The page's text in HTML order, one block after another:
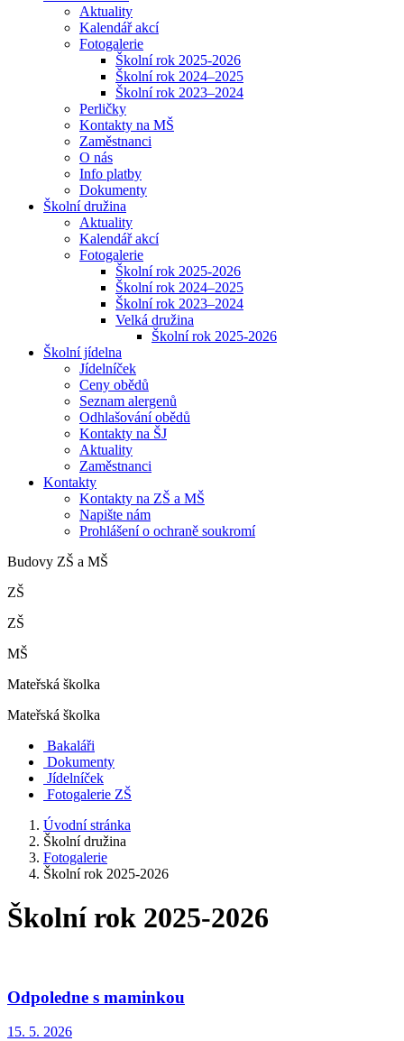
Aktuality
Kalendář akcí
Fotogalerie
Školní rok 2025-2026
Školní rok 2024–2025
Školní rok 2023–2024
Perličky
Kontakty na MŠ
Zaměstnanci
O nás
Info platby
Dokumenty
Školní družina
Aktuality
Kalendář akcí
Fotogalerie
Školní rok 2025-2026
Školní rok 2024–2025
Školní rok 2023–2024
Velká družina
Školní rok 2025-2026
Školní jídelna
Jídelníček
Ceny obědů
Seznam alergenů
Odhlašování obědů
Kontakty na ŠJ
Aktuality
Zaměstnanci
Kontakty
Kontakty na ZŠ a MŠ
Napište nám
Prohlášení o ochraně soukromí
Budovy ZŠ a MŠ
ZŠ
ZŠ
MŠ
Mateřská školka
Mateřská školka
Bakaláři
Dokumenty
Jídelníček
Fotogalerie ZŠ
Úvodní stránka
Školní družina
Fotogalerie
Školní rok 2025-2026
Školní rok 2025-2026
Odpoledne s maminkou
15. 5. 2026